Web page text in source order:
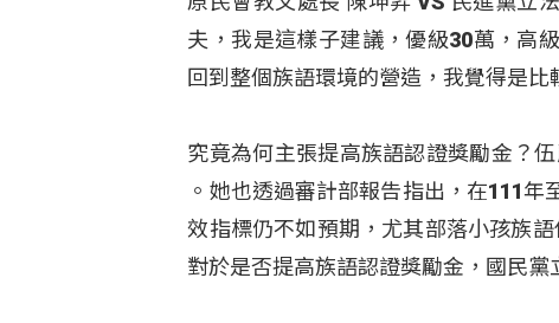
夫，我是這樣子建議，優級30萬，高
回到整個族語環境的營造，我覺得是
究竟為何主張提高族語認證獎勵金？
。她也透過審計部報告指出，在111
效指標仍不如預期，尤其部落小孩族
對於是否提高族語認證獎勵金，國民黨